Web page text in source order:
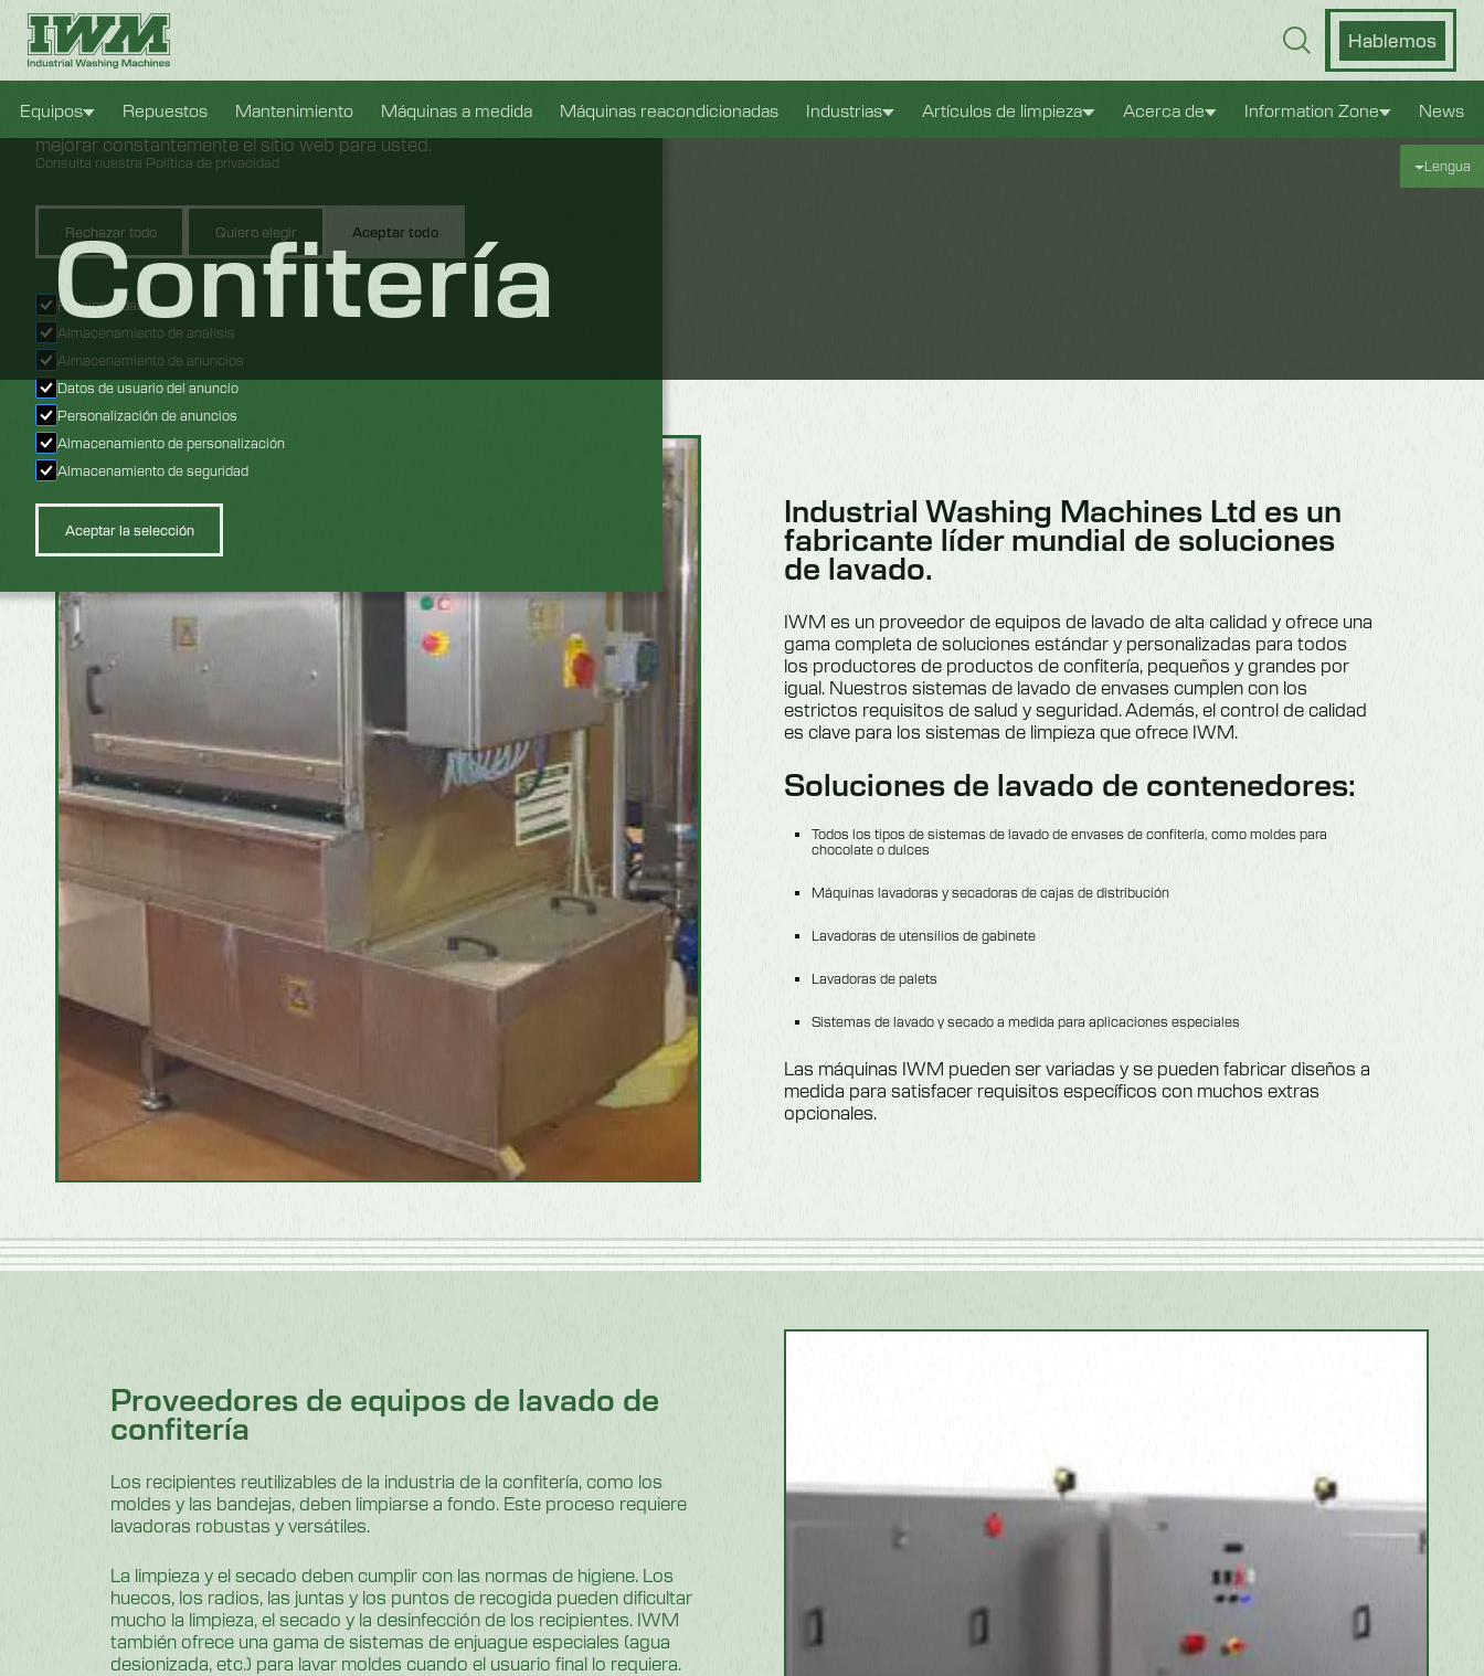
Hablemos
Equipos Repuestos Mantenimiento Máquinas a medida Máquinas reacondicionadas Industrias Artículos de limpieza Acerca de Information Zone News
Lengua
Configuración de cookies
Usamos cookies para brindarle la mejor experiencia posible. También
nos permiten analizar el comportamiento de los usuarios con el fin de
mejorar constantemente el sitio web para usted.
Consulta nuestra Política de privacidad
Rechazar todo Quiero elegir Aceptar todo
Funcionalidad
Almacenamiento de análisis
Almacenamiento de anuncios
Datos de usuario del anuncio
Personalización de anuncios
Almacenamiento de personalización
Almacenamiento de seguridad
Aceptar la selección
Confitería
Industrial Washing Machines Ltd es un
fabricante líder mundial de soluciones
de lavado.
IWM es un proveedor de equipos de lavado de alta calidad y ofrece una
gama completa de soluciones estándar y personalizadas para todos
los productores de productos de confitería, pequeños y grandes por
igual. Nuestros sistemas de lavado de envases cumplen con los
estrictos requisitos de salud y seguridad. Además, el control de calidad
es clave para los sistemas de limpieza que ofrece IWM.
Soluciones de lavado de contenedores:
Todos los tipos de sistemas de lavado de envases de confitería, como moldes para
chocolate o dulces
Máquinas lavadoras y secadoras de cajas de distribución
Lavadoras de utensilios de gabinete
Lavadoras de palets
Sistemas de lavado y secado a medida para aplicaciones especiales
Las máquinas IWM pueden ser variadas y se pueden fabricar diseños a
medida para satisfacer requisitos específicos con muchos extras
opcionales.
Proveedores de equipos de lavado de
confitería
Los recipientes reutilizables de la industria de la confitería, como los
moldes y las bandejas, deben limpiarse a fondo. Este proceso requiere
lavadoras robustas y versátiles.
La limpieza y el secado deben cumplir con las normas de higiene. Los
huecos, los radios, las juntas y los puntos de recogida pueden dificultar
mucho la limpieza, el secado y la desinfección de los recipientes. IWM
también ofrece una gama de sistemas de enjuague especiales (agua
desionizada, etc.) para lavar moldes cuando el usuario final lo requiera.